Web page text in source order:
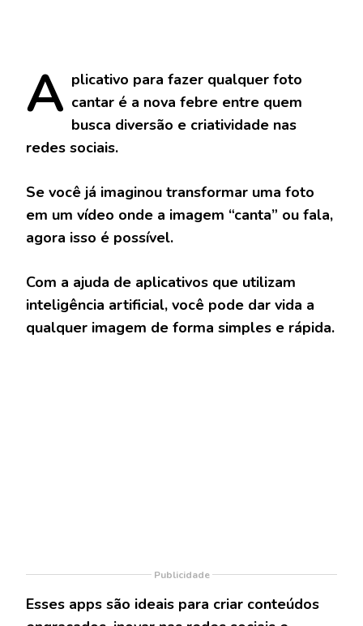
A plicativo para fazer qualquer foto
cantar é a nova febre entre quem
busca diversão e criatividade nas
redes sociais.
Se você já imaginou transformar uma foto
em um vídeo onde a imagem “canta” ou fala,
agora isso é possível.
Com a ajuda de aplicativos que utilizam
inteligência artificial, você pode dar vida a
qualquer imagem de forma simples e rápida.
Publicidade
Esses apps são ideais para criar conteúdos